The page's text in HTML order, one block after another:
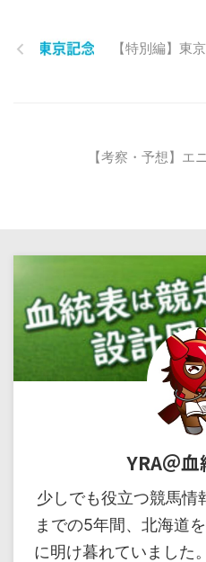
【特別編】東
【考察・予想】エ
YRA＠
少しでも役立つ競馬情
までの5年間、北海道
に明け暮れていました